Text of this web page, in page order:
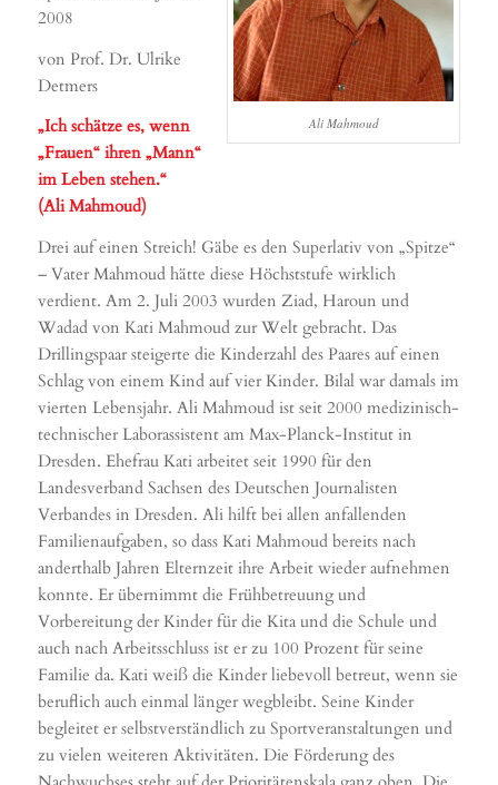
Ali Mahmoud
2008
von Prof. Dr. Ulrike
Detmers
„Ich schätze es, wenn
„Frauen“ ihren „Mann“
im Leben stehen.“
(Ali Mahmoud)
Drei auf einen Streich! Gäbe es den Superlativ von „Spitze“
– Vater Mahmoud hätte diese Höchststufe wirklich
verdient. Am 2. Juli 2003 wurden Ziad, Haroun und
Wadad von Kati Mahmoud zur Welt gebracht. Das
Drillingspaar steigerte die Kinderzahl des Paares auf einen
Schlag von einem Kind auf vier Kinder. Bilal war damals im
vierten Lebensjahr. Ali Mahmoud ist seit 2000 medizinisch-
technischer Laborassistent am Max-Planck-Institut in
Dresden. Ehefrau Kati arbeitet seit 1990 für den
Landesverband Sachsen des Deutschen Journalisten
Verbandes in Dresden. Ali hilft bei allen anfallenden
Familienaufgaben, so dass Kati Mahmoud bereits nach
anderthalb Jahren Elternzeit ihre Arbeit wieder aufnehmen
konnte. Er übernimmt die Frühbetreuung und
Vorbereitung der Kinder für die Kita und die Schule und
auch nach Arbeitsschluss ist er zu 100 Prozent für seine
Familie da. Kati weiß die Kinder liebevoll betreut, wenn sie
beruflich auch einmal länger wegbleibt. Seine Kinder
begleitet er selbstverständlich zu Sportveranstaltungen und
zu vielen weiteren Aktivitäten. Die Förderung des